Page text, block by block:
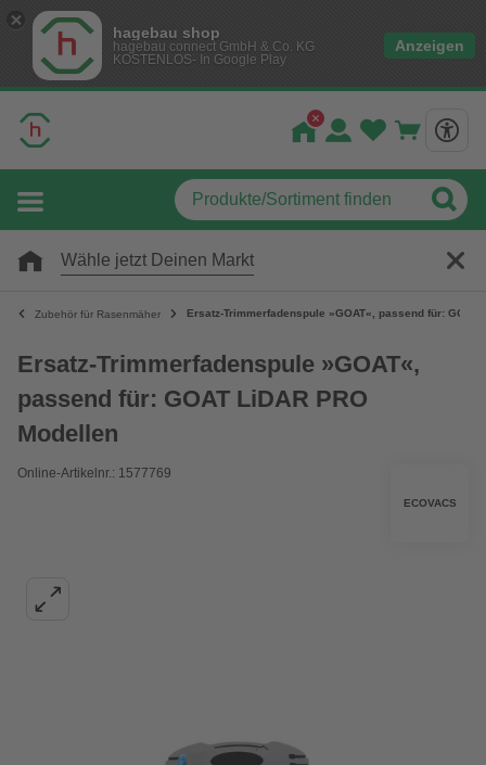
hagebau shop
hagebau connect GmbH & Co. KG
KOSTENLOS- In Google Play
Anzeigen
Wähle jetzt Deinen Markt
Zubehör für Rasenmäher Ersatz-Trimmerfadenspule »GOAT«, passend für: GOAT
Ersatz-Trimmerfadenspule »GOAT«,
passend für: GOAT LiDAR PRO
Modellen
Online-Artikelnr.: 1577769
ECOVACS